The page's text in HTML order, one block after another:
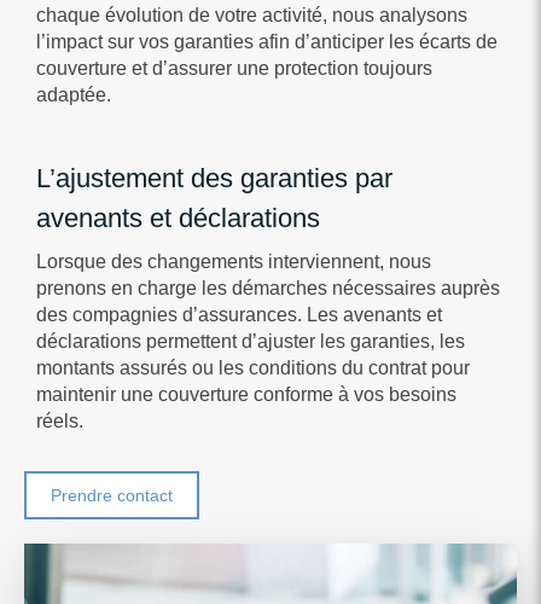
chaque évolution de votre activité, nous analysons
l’impact sur vos garanties afin d’anticiper les écarts de
couverture et d’assurer une protection toujours
adaptée.
L’ajustement des garanties par
avenants et déclarations
Lorsque des changements interviennent, nous
prenons en charge les démarches nécessaires auprès
des compagnies d’assurances. Les avenants et
déclarations permettent d’ajuster les garanties, les
montants assurés ou les conditions du contrat pour
maintenir une couverture conforme à vos besoins
réels.
Prendre contact